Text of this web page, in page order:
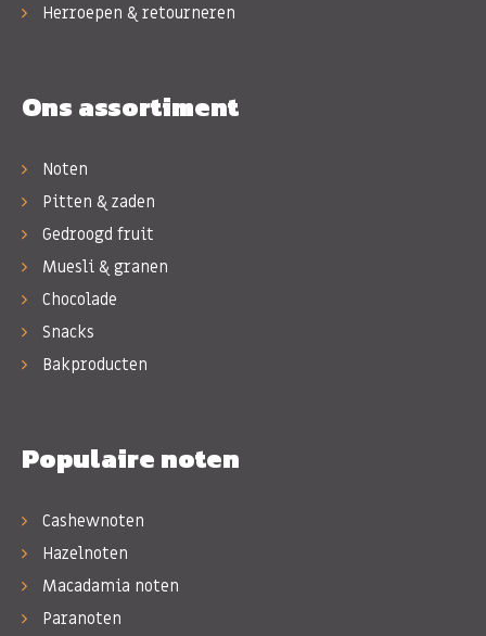
Herroepen & retourneren
Ons assortiment
Noten
Pitten & zaden
Gedroogd fruit
Muesli & granen
Chocolade
Snacks
Bakproducten
Populaire noten
Cashewnoten
Hazelnoten
Macadamia noten
Paranoten